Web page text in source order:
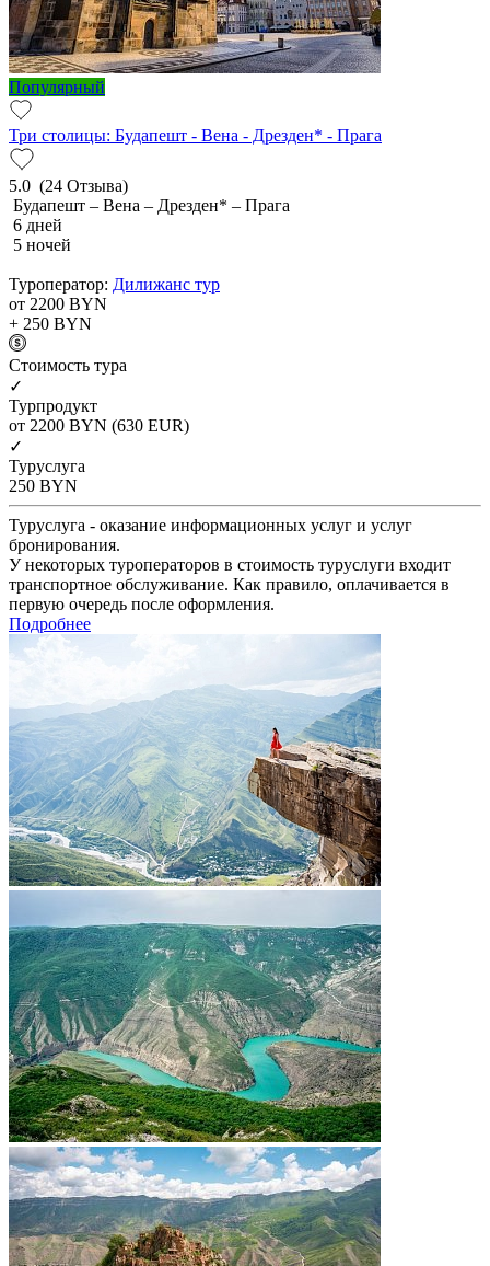
Популярный
Три столицы: Будапешт - Вена - Дрезден* - Прага
5.0 (24 Отзыва)
Будапешт – Вена – Дрезден* – Прага
6 дней
5 ночей
Туроператор: Дилижанс тур
от 2200 BYN
+ 250 BYN
Cтоимость тура
✓
Турпродукт
от 2200 BYN (630 EUR)
✓
Туруслуга
250 BYN
Туруслуга - оказание информационных услуг и услуг
бронирования.
У некоторых туроператоров в стоимость туруслуги входит
транспортное обслуживание. Как правило, оплачивается в
первую очередь после оформления.
Подробнее